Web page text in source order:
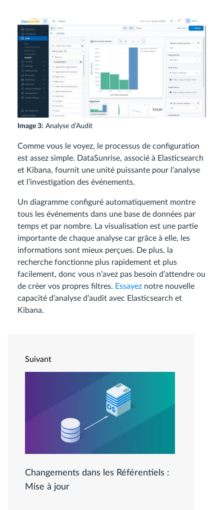
Image 3: Analyse d’Audit
Comme vous le voyez, le processus de configuration
est assez simple. DataSunrise, associé à Elasticsearch
et Kibana, fournit une unité puissante pour l’analyse
et l’investigation des événements.
Un diagramme configuré automatiquement montre
tous les événements dans une base de données par
temps et par nombre. La visualisation est une partie
importante de chaque analyse car grâce à elle, les
informations sont mieux perçues. De plus, la
recherche fonctionne plus rapidement et plus
facilement, donc vous n’avez pas besoin d’attendre ou
de créer vos propres filtres. Essayez notre nouvelle
capacité d’analyse d’audit avec Elasticsearch et
Kibana.
Suivant
Changements dans les Référentiels :
Mise à jour